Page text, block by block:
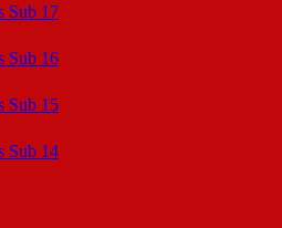
Sub 17
Sub 16
Sub 15
Sub 14